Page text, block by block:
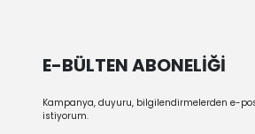
E-BÜLTEN ABONELİĞİ
Kampanya, duyuru, bilgilendirmelerden e-
istiyorum.